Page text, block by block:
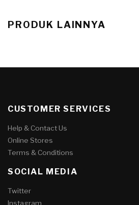
PRODUK LAINNYA
CUSTOMER SERVICES
Help & Contact Us
Online Stores
Terms & Conditions
SOCIAL MEDIA
Twitter
Instagram